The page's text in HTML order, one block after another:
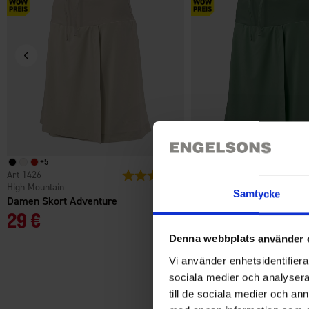
Samtycke
Denna webbplats använder
Vi använder
sociala medier och
till de sociala medier och
+5
Damen Skort Adventure
High Mountain
1426
29 €
Bewertung: 4.7 von 5 Sternen
Damen Skort Adventure
High Mountain
1426
29 €